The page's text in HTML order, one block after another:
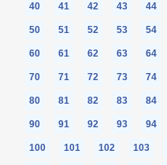
40 41 42 43 44
50 51 52 53 54
60 61 62 63 64
70 71 72 73 74
80 81 82 83 84
90 91 92 93 94
100 101 102 103